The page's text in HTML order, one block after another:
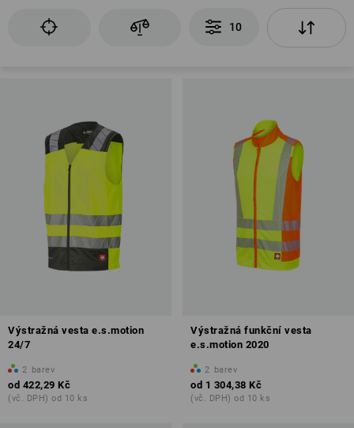
10
Výstražná vesta e.s.motion
24/7
2 barev
od 422,29 Kč
(vč. DPH) od 10 ks
Výstražná funkční vesta
e.s.motion 2020
2 barev
od 1 304,38 Kč
(vč. DPH) od 10 ks